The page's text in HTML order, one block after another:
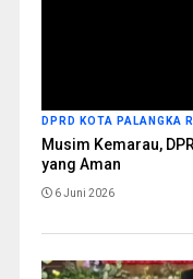
DPRD KOTA PALANGKA
Musim Kemarau,
yang Aman
6 Juni 2026